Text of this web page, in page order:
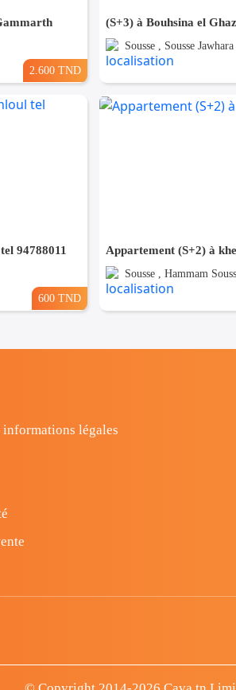
2.600 TND
Sousse , Sousse Jawhara
94788011
600 TND
Appartement (S+2) à
Sousse , Hammam
légales